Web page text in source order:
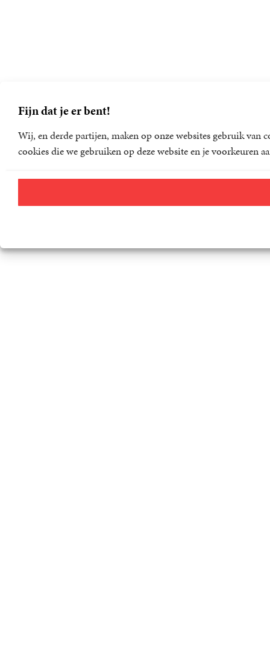
Fijn dat je er bent!
Wij, en derde partijen, maken op onze websites gebruik van
cookies die we gebruiken op deze website en je voorkeuren